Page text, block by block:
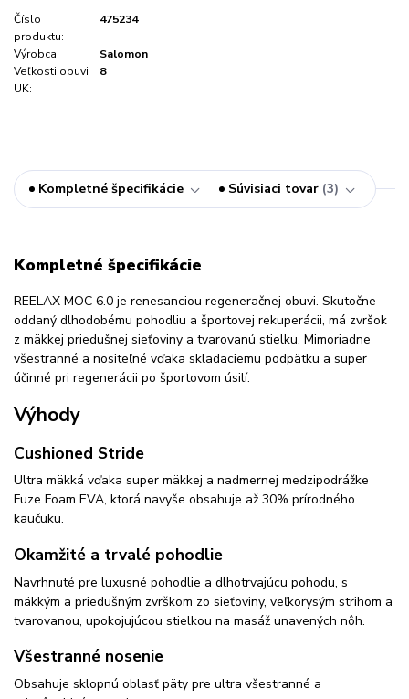
Číslo
produktu:
475234
Výrobca:
Salomon
Veľkosti obuvi
UK:
8
Kompletné špecifikácie Súvisiaci tovar 3
Kompletné špecifikácie
REELAX MOC 6.0 je renesanciou regeneračnej obuvi. Skutočne
oddaný dlhodobému pohodliu a športovej rekuperácii, má zvršok
z mäkkej priedušnej sieťoviny a tvarovanú stielku. Mimoriadne
všestranné a nositeľné vďaka skladaciemu podpätku a super
účinné pri regenerácii po športovom úsilí.
Výhody
Cushioned Stride
Ultra mäkká vďaka super mäkkej a nadmernej medzipodrážke
Fuze Foam EVA, ktorá navyše obsahuje až 30% prírodného
kaučuku.
Okamžité a trvalé pohodlie
Navrhnuté pre luxusné pohodlie a dlhotrvajúcu pohodu, s
mäkkým a priedušným zvrškom zo sieťoviny, veľkorysým strihom a
tvarovanou, upokojujúcou stielkou na masáž unavených nôh.
Všestranné nosenie
Obsahuje sklopnú oblasť päty pre ultra všestranné a